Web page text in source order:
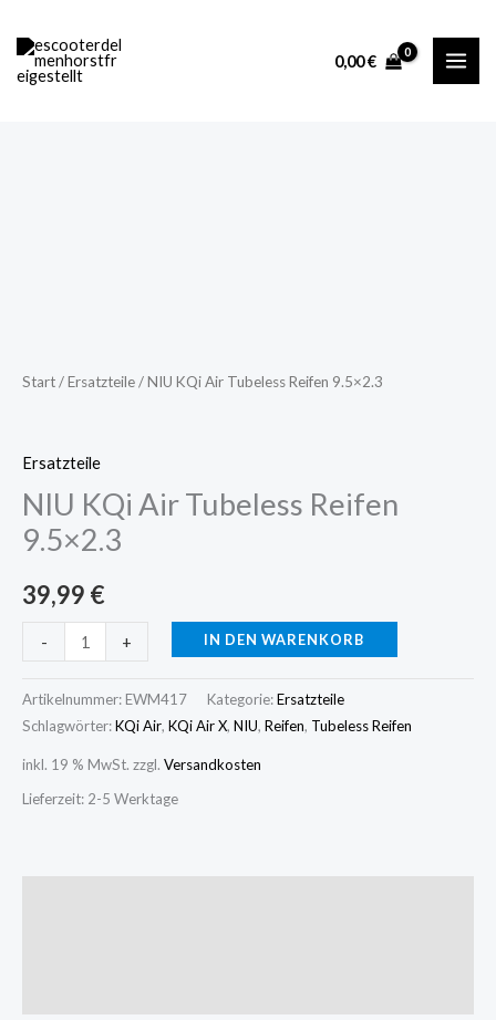
Inhalt
springen
0,00€
Start/Ersatzteile/ NIU KQi Air Tubeless Reifen 9.5×2.3
Ersatzteile
NIU KQi Air Tubeless Reifen
9.5×2.3
39,99 €
-
Menge
+ IN DEN WARENKORB
Artikelnummer: EWM417 Kategorie:Ersatzteile
Schlagwörter:KQi Air, KQi Air X, NIU, Reifen, Tubeless Reifen
inkl. 19 % MwSt. zzgl. Versandkosten
Lieferzeit: 2-5 Werktage
Tubeless
Reifen